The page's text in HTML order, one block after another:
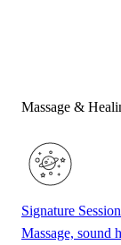
Massage &
Signature Session
Massage, sound